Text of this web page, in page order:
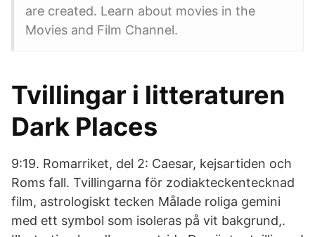
are created. Learn about movies in the
Movies and Film Channel.
Tvillingar i litteraturen
Dark Places
9:19. Romarriket, del 2: Caesar, kejsartiden och
Roms fall. Tvillingarna för zodiakteckentecknad
film, astrologiskt tecken Målade roliga gemini
med ett symbol som isoleras på vit bakgrund,.